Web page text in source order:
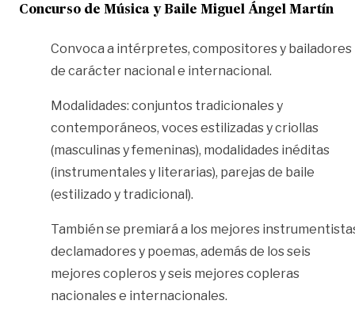
Concurso de Música y Baile Miguel Ángel Martín
Convoca a intérpretes, compositores y bailadores
de carácter nacional e internacional.
Modalidades: conjuntos tradicionales y
contemporáneos, voces estilizadas y criollas
(masculinas y femeninas), modalidades inéditas
(instrumentales y literarias), parejas de baile
(estilizado y tradicional).
También se premiará a los mejores
declamadores y poemas, además de los seis
mejores copleros y seis mejores copleras
nacionales e internacionales.